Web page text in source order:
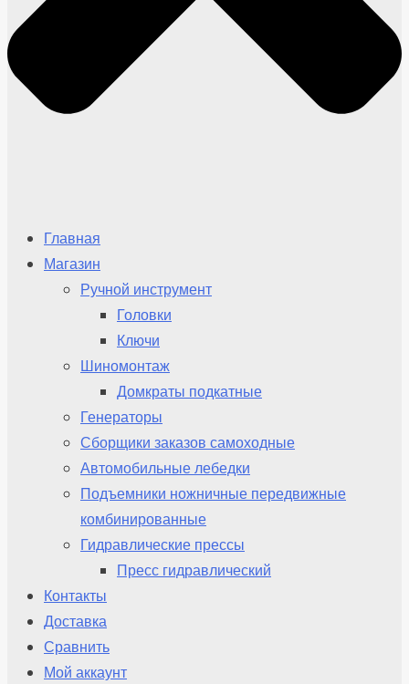
Главная
Магазин
Ручной инструмент
Головки
Ключи
Шиномонтаж
Домкраты подкатные
Генераторы
Сборщики заказов самоходные
Автомобильные лебедки
Подъемники ножничные передвижные
комбинированные
Гидравлические прессы
Пресс гидравлический
Контакты
Доставка
Сравнить
Мой аккаунт